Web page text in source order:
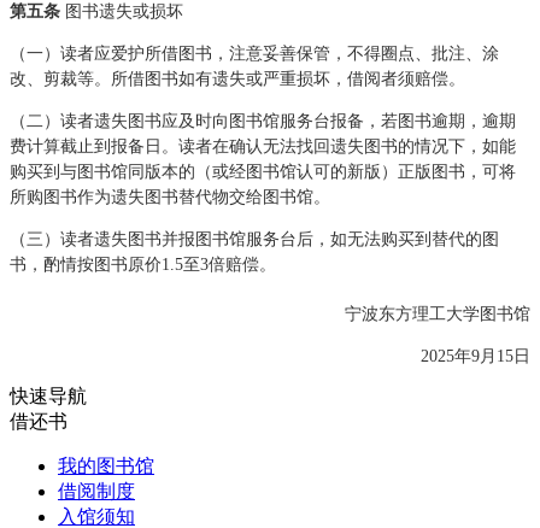
第五条 图书遗失或损坏
（一）读者应爱护所借图书，注意妥善保管，不得圈点、批注、涂
改、剪裁等。所借图书如有遗失或严重损坏，借阅者须赔偿。
（二）读者遗失图书应及时向图书馆服务台报备，若图书逾期，逾期
费计算截止到报备日。读者在确认无法找回遗失图书的情况下，如能
购买到与图书馆同版本的（或经图书馆认可的新版）正版图书，可将
所购图书作为遗失图书替代物交给图书馆。
（三）读者遗失图书并报图书馆服务台后，如无法购买到替代的图
书，酌情按图书原价1.5至3倍赔偿。
宁波东方理工大学图书馆
2025年9月15日
快速导航
借还书
我的图书馆
借阅制度
入馆须知